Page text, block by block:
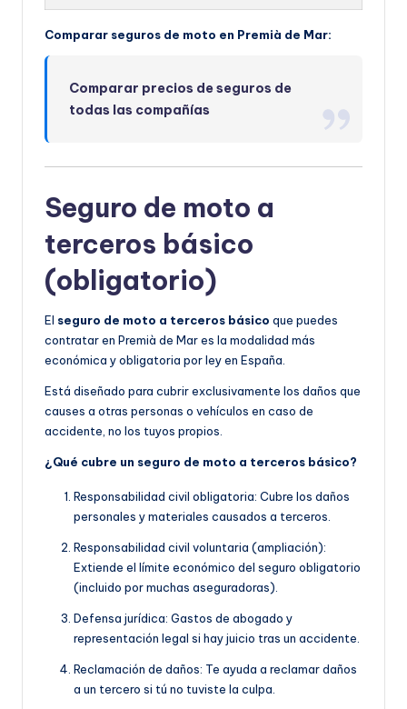
Comparar seguros de moto en Premià de Mar:
Comparar precios de seguros de
todas las compañías
Seguro de moto a
terceros básico
(obligatorio)
El seguro de moto a terceros básico que puedes
contratar en Premià de Mar es la modalidad más
económica y obligatoria por ley en España.
Está diseñado para cubrir exclusivamente los daños que
causes a otras personas o vehículos en caso de
accidente, no los tuyos propios.
¿Qué cubre un seguro de moto a terceros básico?
Responsabilidad civil obligatoria: Cubre los daños
personales y materiales causados a terceros.
Responsabilidad civil voluntaria (ampliación):
Extiende el límite económico del seguro obligatorio
(incluido por muchas aseguradoras).
Defensa jurídica: Gastos de abogado y
representación legal si hay juicio tras un accidente.
Reclamación de daños: Te ayuda a reclamar daños
a un tercero si tú no tuviste la culpa.